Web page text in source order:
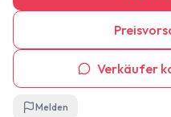
Verkäufer
Melden